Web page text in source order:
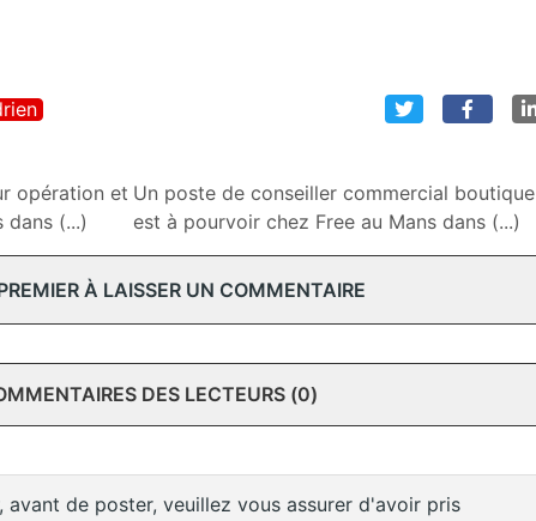
opération et
dans (...)
Un poste de conseiller commercial boutique
est à pourvoir chez Free au Mans dans (...)
À LAISSER UN COMMENTAIRE
DES LECTEURS (0)
avant de poster, veuillez vous assurer d'avoir pris